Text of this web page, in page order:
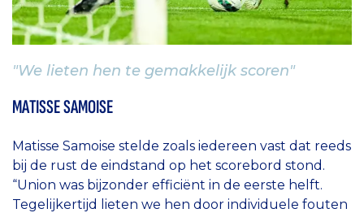
"We lieten hen te gemakkelijk scoren"
MATISSE SAMOISE
Matisse Samoise stelde zoals iedereen vast dat reeds
bij de rust de eindstand op het scorebord stond.
“Union was bijzonder efficiënt in de eerste helft.
Tegelijkertijd lieten we hen door individuele fouten